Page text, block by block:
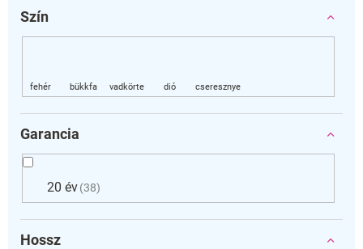
Szín
Garancia
20 év 38
Hossz